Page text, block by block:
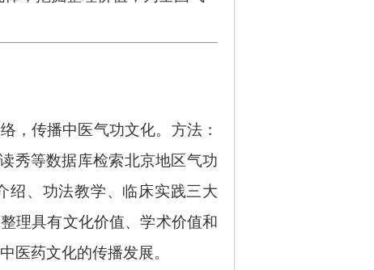
，传播中医气功文化。方法：
秀等数据库检索北京地区气功
绍、功法教学、临床实践三大
理具有文化价值、学术价值和
医药文化的传播发展。